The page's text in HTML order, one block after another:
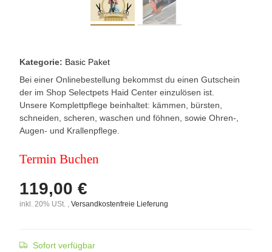
Kategorie: Basic Paket
Bei einer Onlinebestellung bekommst du einen Gutschein
der im Shop Selectpets Haid Center einzulösen ist.
Unsere Komplettpflege beinhaltet: kämmen, bürsten,
schneiden, scheren, waschen und föhnen, sowie Ohren-,
Augen- und Krallenpflege.
Termin Buchen
119,00 €
inkl. 20% USt. , Versandkostenfreie Lieferung
Sofort verfügbar